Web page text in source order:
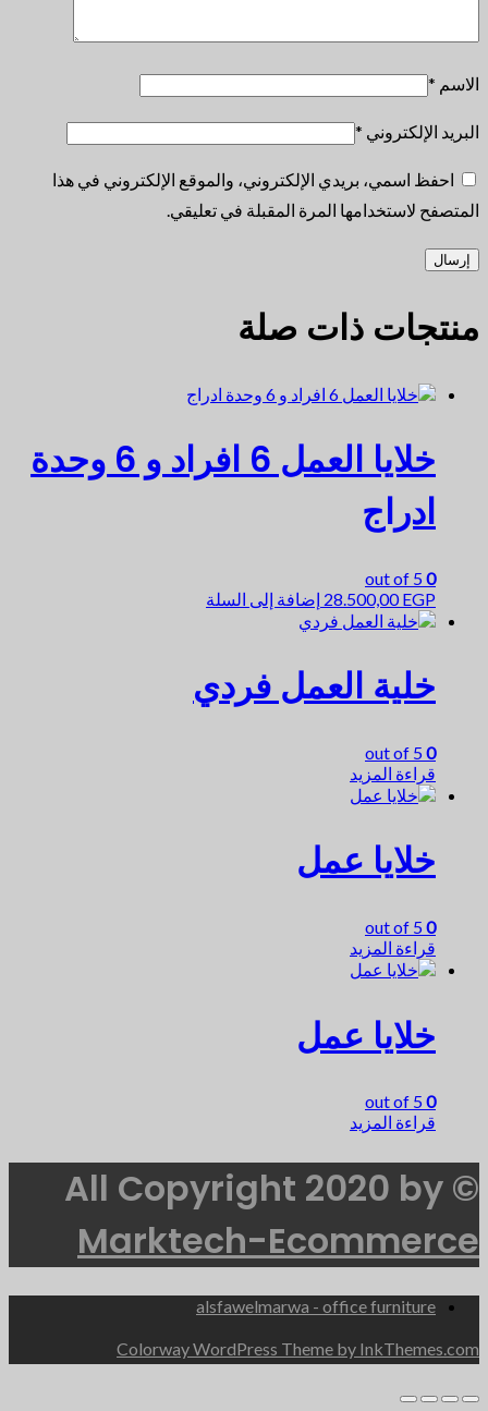
الاسم *
البريد الإلكتروني *
احفظ اسمي، بريدي الإلكتروني، والموقع الإلكتروني في هذا
المتصفح لاستخدامها المرة المقبلة في تعليقي.
منتجات ذات صلة
خلايا العمل 6 افراد و 6 وحدة
ادراج
0
28.500,00EGP إضافة إلى السلة
خلية العمل فردي
0
قراءة المزيد
خلايا عمل
0
قراءة المزيد
خلايا عمل
0
قراءة المزيد
© All Copyright 2020 by
Marktech-Ecommerce
alsfawelmarwa - office furniture
Colorway WordPress Theme by InkThemes.com